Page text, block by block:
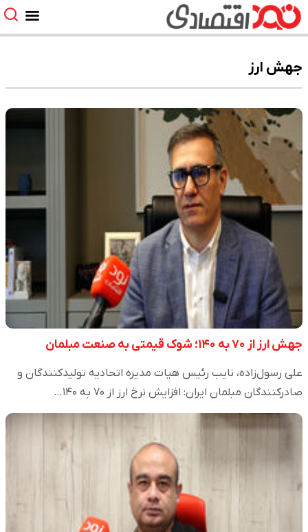
جهش ارز
جهش ارز از ۷۰ به ۱۴۰؛ شوک قیمتی به صنعت مبلمان
علی رسول‌زاده، نایب رئیس هیات مدیره اتحادیه تولیدکنندگان و
صادرکنندگان مبلمان ایران: افزایش نرخ ارز از ۷۰ به ۱۴۰…